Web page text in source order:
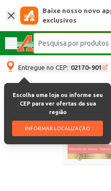
Baixe nosso novo
exclusivos
Entregue no CEP: 02170-901
Escolha uma loja ou informe seu
CEP para ver ofertas da sua
região
INFORMAR LOCALIZAÇÃO